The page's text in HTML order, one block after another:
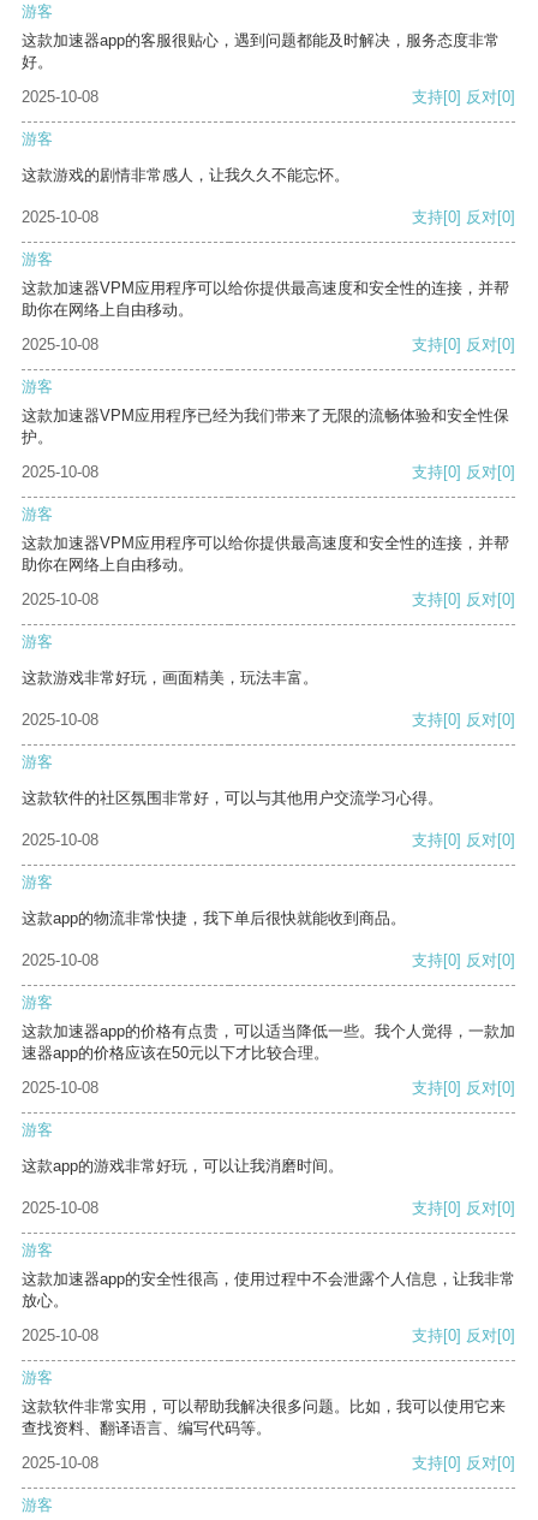
游客
这款加速器app的客服很贴心，遇到问题都能及时解决，服务态度非常
好。
2025-10-08
支持[0] 反对[0]
游客
这款游戏的剧情非常感人，让我久久不能忘怀。
2025-10-08 支持[0] 反对[0]
游客
这款加速器VPM应用程序可以给你提供最高速度和安全性的连接，并帮
助你在网络上自由移动。
2025-10-08
支持[0] 反对[0]
游客
这款加速器VPM应用程序已经为我们带来了无限的流畅体验和安全性保
护。
2025-10-08
支持[0] 反对[0]
游客
这款加速器VPM应用程序可以给你提供最高速度和安全性的连接，并帮
助你在网络上自由移动。
2025-10-08
支持[0] 反对[0]
游客
这款游戏非常好玩，画面精美，玩法丰富。
2025-10-08 支持[0] 反对[0]
游客
这款软件的社区氛围非常好，可以与其他用户交流学习心得。
2025-10-08 支持[0] 反对[0]
游客
这款app的物流非常快捷，我下单后很快就能收到商品。
2025-10-08 支持[0] 反对[0]
游客
这款加速器app的价格有点贵，可以适当降低一些。我个人觉得，一款加
速器app的价格应该在50元以下才比较合理。
2025-10-08
支持[0] 反对[0]
游客
这款app的游戏非常好玩，可以让我消磨时间。
2025-10-08 支持[0] 反对[0]
游客
这款加速器app的安全性很高，使用过程中不会泄露个人信息，让我非常
放心。
2025-10-08
支持[0] 反对[0]
游客
这款软件非常实用，可以帮助我解决很多问题。比如，我可以使用它来
查找资料、翻译语言、编写代码等。
2025-10-08
支持[0] 反对[0]
游客